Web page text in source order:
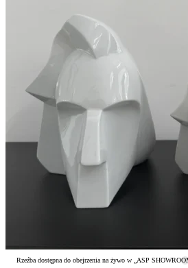
Helena Hryszko
Sławomir Marzec
Dostawa
Czas realizacji zamówień
Zwroty i reklamacje
Rzeźba dostępna do obejrzenia na żywo w „ASP